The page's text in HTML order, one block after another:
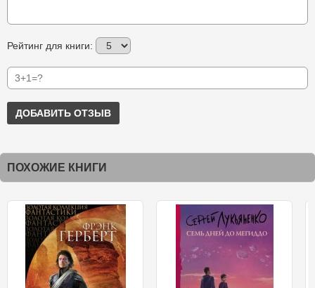
Рейтинг для книги:
ДОБАВИТЬ ОТЗЫВ
ПОХОЖИЕ КНИГИ